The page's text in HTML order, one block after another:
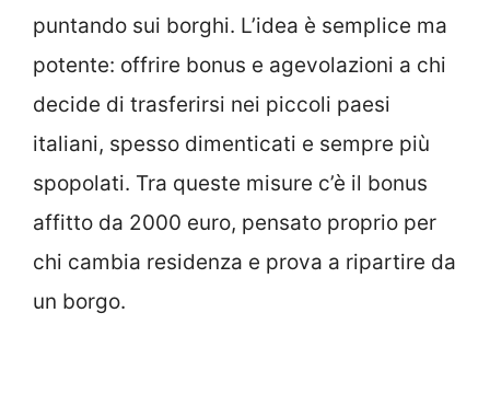
puntando sui borghi. L’idea è semplice ma
potente: offrire bonus e agevolazioni a chi
decide di trasferirsi nei piccoli paesi
italiani, spesso dimenticati e sempre più
spopolati. Tra queste misure c’è il bonus
affitto da 2000 euro, pensato proprio per
chi cambia residenza e prova a ripartire da
un borgo.